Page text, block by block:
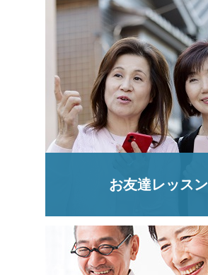
お友達レッスン